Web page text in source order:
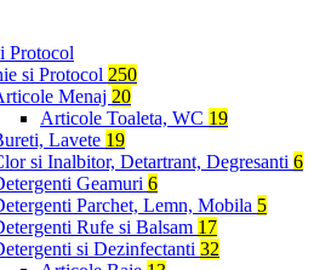
si Protocol 250
Menaj 20
Articole Toaleta, WC 19
Lavete 19
si Inalbitor, Detartrant, Degresanti 6
Geamuri 6
Parchet, Lemn, Mobila 5
Rufe si Balsam 17
si Dezinfectanti 32